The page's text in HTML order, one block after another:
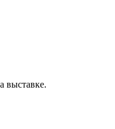
выставке.